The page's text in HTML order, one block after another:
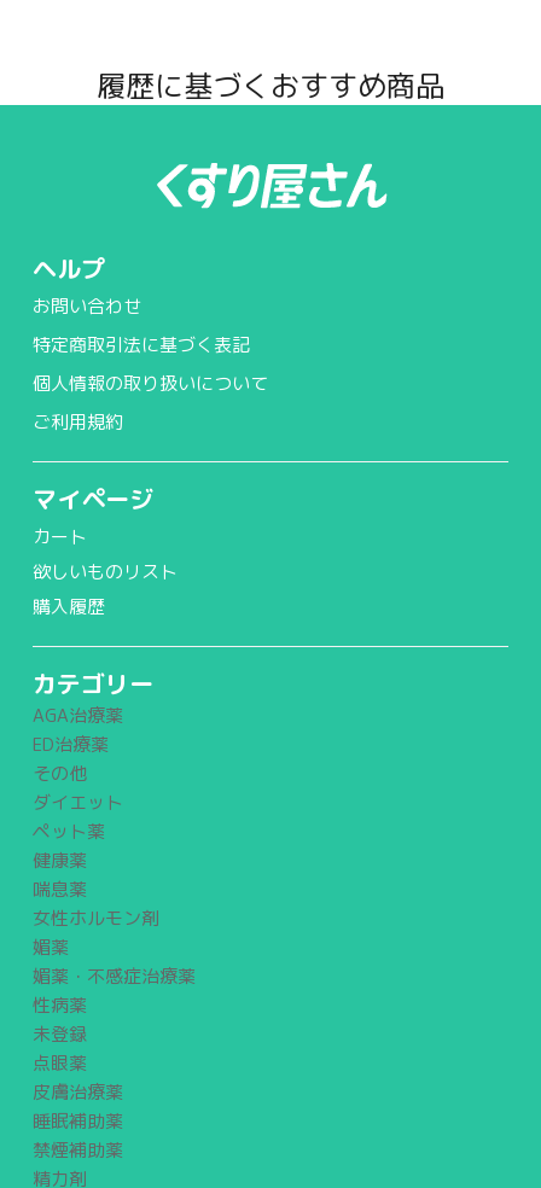
履歴に基づくおすすめ商品
ヘルプ
お問い合わせ
特定商取引法に基づく表記
個人情報の取り扱いについて
ご利用規約
マイページ
カート
欲しいものリスト
購入履歴
カテゴリー
AGA治療薬
ED治療薬
その他
ダイエット
ペット薬
健康薬
喘息薬
女性ホルモン剤
媚薬
媚薬・不感症治療薬
性病薬
未登録
点眼薬
皮膚治療薬
睡眠補助薬
禁煙補助薬
精力剤